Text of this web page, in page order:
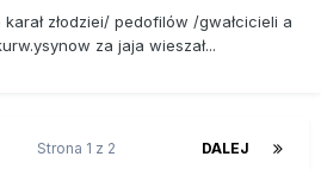
złodziei/ pedofilów /gwałcicieli a
za jaja wieszał...
DALEJ
Strona 1 z 2